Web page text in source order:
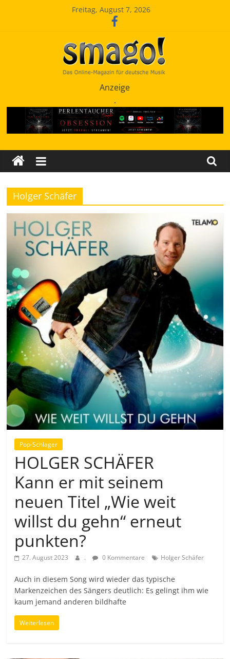
Freitag, August 7, 2026
SchlagerMAGazinOnline
Anzeige
.
Holger Schäfer
Pop-Schlager
HOLGER SCHÄFER
Kann er mit seinem
neuen Titel „Wie weit
willst du gehn“ erneut
punkten?
27. August 2023 . 0 Kommentare Holger Schäfer
Auch in diesem Song wird wieder das typische
Markenzeichen des Sängers deutlich: Es gelingt ihm wie
kaum jemand anderen bildhafte
Weiterlesen